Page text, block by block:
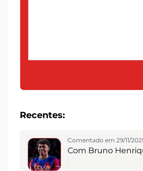
Recentes:
Comentado em 29/11/
Com Bruno